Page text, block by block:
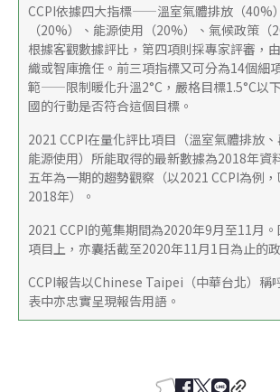
CCPI依據四大指標——溫室氣體排放（40%
（20%）、能源使用（20%）、氣候政策（
根據客觀數據評比，第四項則採專家評審，
織或智庫擔任。前三項指標又可分為14個細
範——限制暖化升溫2°C，嚴格目標1.5°C以
國的行動是否符合這個目標。
2021 CCPI在量化評比項目（溫室氣體排放、
能源使用）所能取得的最新數據為2018年資
五年為一期的趨勢觀察（以2021 CCPI為例
2018年）。
2021 CCPI的蒐集期間為2020年9月至11月
項目上，亦囊括截至2020年11月1日為止的
CCPI報告以Chinese Taipei（中華台北）稱
表中亦忠實呈現報告用語。